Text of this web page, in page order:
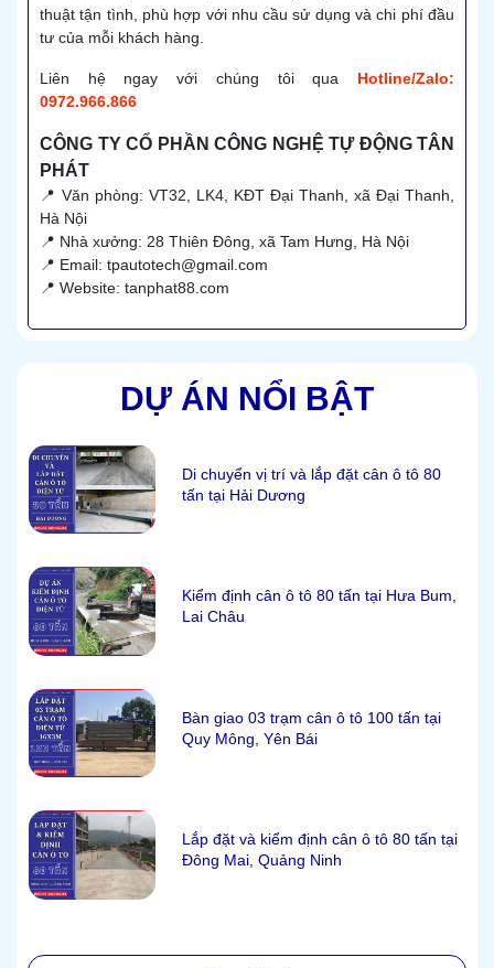
thuật tận tình, phù hợp với nhu cầu sử dụng và chi phí đầu
tư của mỗi khách hàng.
Liên hệ ngay với chúng tôi qua Hotline/Zalo:
0972.966.866
CÔNG TY CỔ PHẦN CÔNG NGHỆ TỰ ĐỘNG TÂN
PHÁT
📍 Văn phòng: VT32, LK4, KĐT Đại Thanh, xã Đại Thanh,
Hà Nội
📍 Nhà xưởng: 28 Thiên Đông, xã Tam Hưng, Hà Nội
📍 Email: tpautotech@gmail.com
📍 Website: tanphat88.com
DỰ ÁN NỔI BẬT
Di chuyển vị trí và lắp đặt cân ô tô 80
tấn tại Hải Dương
Kiểm định cân ô tô 80 tấn tại Hưa Bum,
Lai Châu
Bàn giao 03 trạm cân ô tô 100 tấn tại
Quy Mông, Yên Bái
Lắp đặt và kiểm định cân ô tô 80 tấn tại
Đông Mai, Quảng Ninh